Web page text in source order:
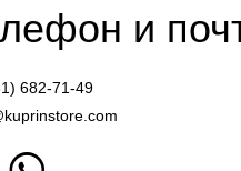
и
682-71-49